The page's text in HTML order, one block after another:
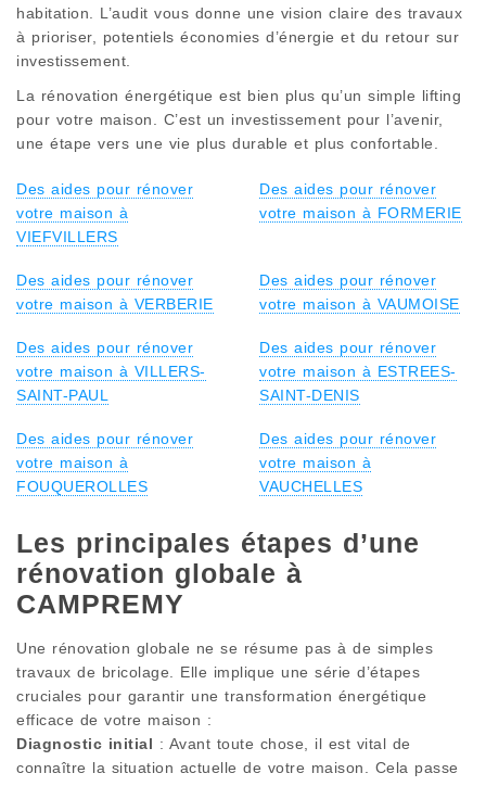
habitation. L’audit vous donne une vision claire des travaux
à prioriser, potentiels économies d’énergie et du retour sur
investissement.
La rénovation énergétique est bien plus qu’un simple lifting
pour votre maison. C’est un investissement pour l’avenir,
une étape vers une vie plus durable et plus confortable.
Des aides pour rénover
votre maison à
VIEFVILLERS
Des aides pour rénover
votre maison à FORMERIE
Des aides pour rénover
votre maison à VERBERIE
Des aides pour rénover
votre maison à VAUMOISE
Des aides pour rénover
votre maison à VILLERS-
SAINT-PAUL
Des aides pour rénover
votre maison à ESTREES-
SAINT-DENIS
Des aides pour rénover
votre maison à
FOUQUEROLLES
Des aides pour rénover
votre maison à
VAUCHELLES
Les principales étapes d’une
rénovation globale à
CAMPREMY
Une rénovation globale ne se résume pas à de simples
travaux de bricolage. Elle implique une série d’étapes
cruciales pour garantir une transformation énergétique
efficace de votre maison :
Diagnostic initial : Avant toute chose, il est vital de
connaître la situation actuelle de votre maison. Cela passe